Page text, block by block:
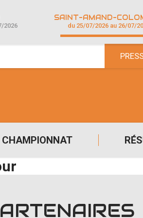
CHAMPIONNAT
2026 du 25/07/2026 au 26/07/